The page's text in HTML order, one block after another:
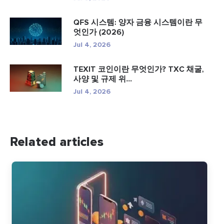
QFS 시스템: 양자 금융 시스템이란 무
엇인가 (2026)
Jul 4, 2026
TEXIT 코인이란 무엇인가? TXC 채굴,
사양 및 규제 위...
Jul 4, 2026
Related articles